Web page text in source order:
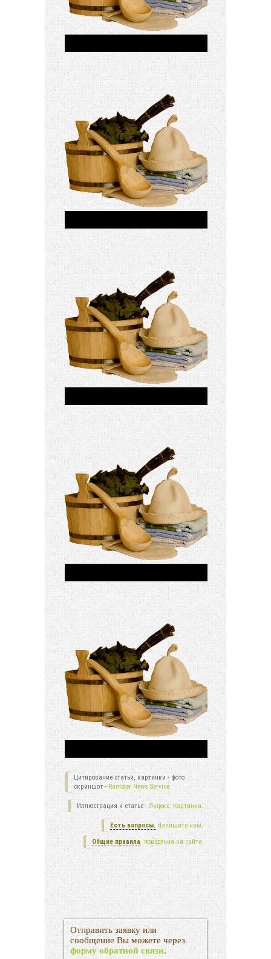
Цитирование статьи, картинки - фото
скриншот -Rambler News Service.
Иллюстрация к статье - Яндекс. Картинки.
Есть вопросы. Напишите нам.
Общие правила поведения на сайте.
Отправить заявку или
сообщение Вы можете через
форму обратной связи.